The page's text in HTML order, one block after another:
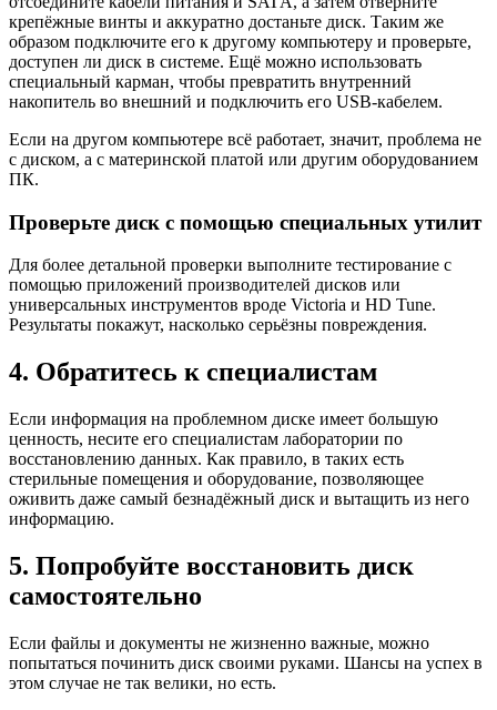
крепёжные винты и аккуратно достаньте диск. Таким же
образом подключите его к другому компьютеру и проверьте,
доступен ли диск в системе. Ещё можно использовать
специальный карман, чтобы превратить внутренний
накопитель во внешний и подключить его USB-кабелем.
Если на другом компьютере всё работает, значит, проблема не
с диском, а с материнской платой или другим оборудованием
ПК.
Проверьте диск с помощью специальных утилит
Для более детальной проверки выполните тестирование с
помощью приложений производителей дисков или
универсальных инструментов вроде Victoria и HD Tune.
Результаты покажут, насколько серьёзны повреждения.
4. Обратитесь к специалистам
Если информация на проблемном диске имеет большую
ценность, несите его специалистам лаборатории по
восстановлению данных. Как правило, в таких есть
стерильные помещения и оборудование, позволяющее
оживить даже самый безнадёжный диск и вытащить из него
информацию.
5. Попробуйте восстановить диск
самостоятельно
Если файлы и документы не жизненно важные, можно
попытаться починить диск своими руками. Шансы на успех в
этом случае не так велики, но есть.